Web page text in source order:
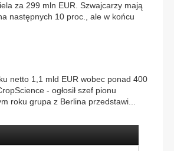
za 299 mln EUR. Szwajcarzy mają
następnych 10 proc., ale w końcu
netto 1,1 mld EUR wobec ponad 400
- ogłosił szef pionu
roku grupa z Berlina przedstawi...